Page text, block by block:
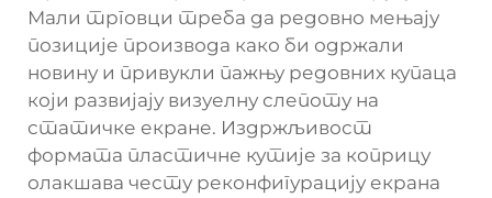
Мали трговци треба да редовно мењају
позиције производа како би одржали
новину и привукли пажњу редовних купаца
који развијају визуелну слепоту на
статичке екране. Издржљивост
формата пластичне кутије за коприцу
олакшава честу реконфигурацију екрана